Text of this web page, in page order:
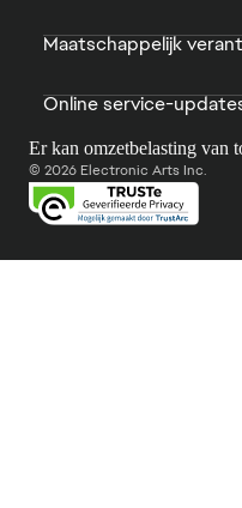
Maatschappelijk
Online service-
Er kan omzetbelasting van
© 2026 Electronic Arts Inc.